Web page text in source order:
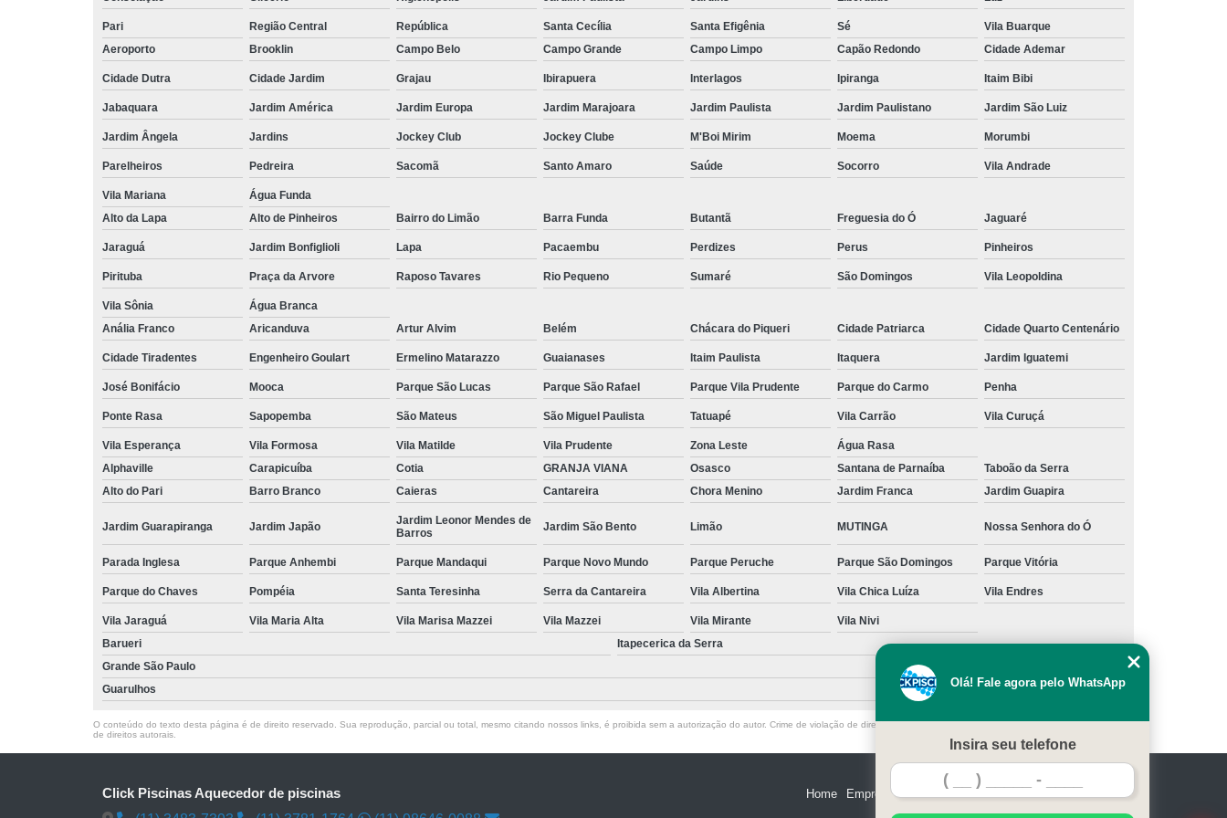
Filtro para Piscina Tipo a
Iluminação Borda Piscina
Iluminação de Piscina com Led
Iluminação de Piscina de Fibra
Iluminação de Piscina em Led
Iluminação de Piscina Led
Iluminação em Piscina
Iluminação Interna Piscina
Iluminação Piscina Externa
Limpeza de Piscina de Academia
Limpeza de Piscina de Fibra
Limpeza de Piscina de Prédios
Limpeza de Piscina Grande
Limpeza e Tratamento de Piscinas
Limpeza para Piscina
Limpeza Piscina
Limpeza de Piscina em Condomínio
Limpeza de Piscina Filtrando
Limpeza e Manutenção de Piscina
Limpeza Tratamento e Manutenção de Piscinas
Manutenção para Piscina em Condomínio
Limpeza de Piscina água Verde
Limpeza de Piscina com Ozônio
Limpeza de Piscina Muito Suja
Limpeza de Piscina para Construtora
Limpeza de Piscina por Ionização
Limpeza de Piscina Pós Obra
Limpeza de Piscina sem Cloro
Limpeza de Piscina Verde
Limpeza do Filtro da Piscina
Limpeza Filtro Piscina
Limpeza Piscina Verde
Consertar Piscina
Conserto de Piscina
Manutenção e Reforma de Piscinas
Manutenção em Piscina
Manutenção para Piscina
Manutenção Piscina Fibra
Manutenção de Bomba de Piscina
Manutenção de Motor de Piscina
Pari Região Central República Santa Cecília Santa Efigênia Sé
Vila Buarque
Aeroporto
Brooklin Campo Belo Campo Grande Campo Limpo Capão Redondo Cidade Ademar
Cidade Dutra Cidade Jardim Grajau Ibirapuera Interlagos Ipiranga Itaim Bibi
Jabaquara Jardim América Jardim Europa Jardim Marajoara Jardim Paulista Jardim Paulistano Jardim São Luiz
Jardim Ângela Jardins Jockey Club Jockey Clube M'Boi Mirim Moema Morumbi
Parelheiros Pedreira Sacomã Santo Amaro Saúde Socorro Vila Andrade
Vila Mariana
Água Funda
Alto da Lapa
Alto de Pinheiros Bairro do Limão Barra Funda Butantã Freguesia do Ó Jaguaré
Jaraguá Jardim Bonfiglioli Lapa Pacaembu Perdizes Perus Pinheiros
Pirituba Praça da Arvore Raposo Tavares Rio Pequeno Sumaré São Domingos Vila Leopoldina
Vila Sônia
Água Branca
Anália Franco
Aricanduva Artur Alvim Belém Chácara do Piqueri Cidade Patriarca Cidade Quarto Centenário
Cidade Tiradentes Engenheiro Goulart Ermelino Matarazzo Guaianases Itaim Paulista Itaquera Jardim Iguatemi
José Bonifácio Mooca Parque São Lucas Parque São Rafael Parque Vila Prudente Parque do Carmo Penha
Ponte Rasa Sapopemba São Mateus São Miguel Paulista Tatuapé Vila Carrão Vila Curuçá
Vila Esperança Vila Formosa Vila Matilde Vila Prudente Zona Leste
Água Rasa
Alphaville
Carapicuíba Cotia GRANJA VIANA Osasco Santana de Parnaíba
Taboão da Serra
Alto do Pari
Barro Branco Caieras Cantareira Chora Menino Jardim Franca Jardim Guapira
Jardim Guarapiranga Jardim Japão
Jardim Leonor Mendes de
Barros
Jardim São Bento Limão MUTINGA Nossa Senhora do Ó
Parada Inglesa Parque Anhembi Parque Mandaqui Parque Novo Mundo Parque Peruche Parque São Domingos Parque Vitória
Parque do Chaves Pompéia Santa Teresinha Serra da Cantareira Vila Albertina Vila Chica Luíza Vila Endres
Vila Jaraguá Vila Maria Alta Vila Marisa Mazzei Vila Mazzei Vila Mirante
Vila Nivi
Barueri
Itapecerica da Serra
Grande São Paulo
Guarulhos
O conteúdo do texto desta página é de direito reservado. Sua reprodução, parcial ou total, mesmo citando nossos links, é proibida sem a autorização do autor. Crime de violação de direito autoral – artigo 184 do Código Penal –Lei 9610/98 - Lei
de direitos autorais
Click Piscinas Aquecedor de piscinas
Home Empresa Missão Serviços Contato Mapa do site
Olá! Fale agora pelo WhatsApp
Insira seu telefone